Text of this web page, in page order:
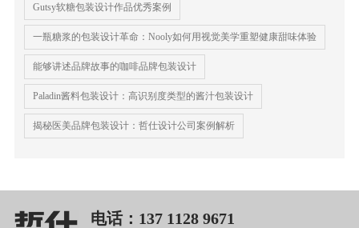
Gut​​sy软糖包装设计作品优秀案例
一瓶糖浆的包装设计革命：Nooly如何用视觉美学重塑健康甜味体验
能够讲述品牌故事的咖啡品牌包装设计
Paladin酱料包装设计：高识别度类型的酱汁包装设计
揭秘医美品牌包装设计：哲仕设计公司案例解析
电话：137 1128 9671